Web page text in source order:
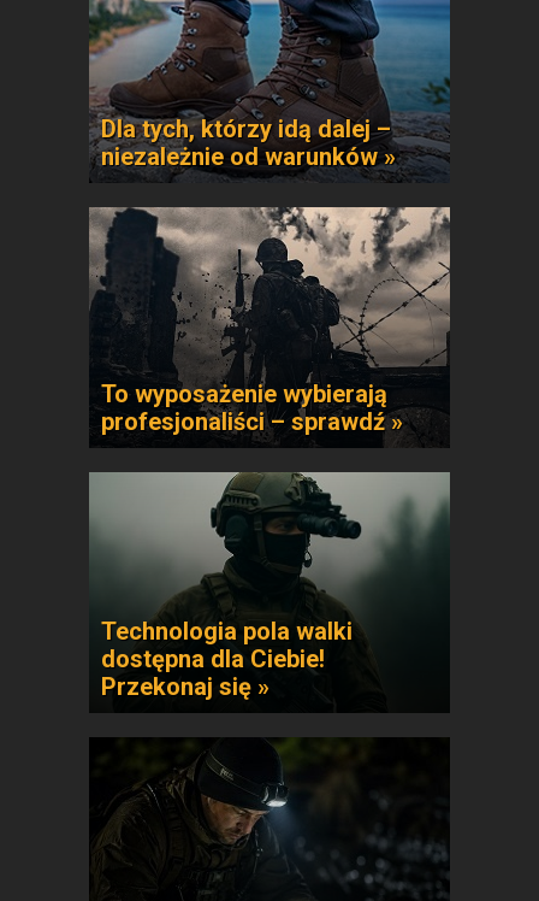
Dla tych, którzy idą dalej –
niezależnie od warunków »
To wyposażenie wybierają
profesjonaliści – sprawdź »
Technologia pola walki
dostępna dla Ciebie!
Przekonaj się »